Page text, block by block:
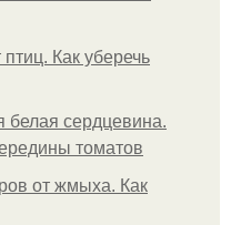
Как уберечь
белая сердцевина.
томатов
от жмыха. Как